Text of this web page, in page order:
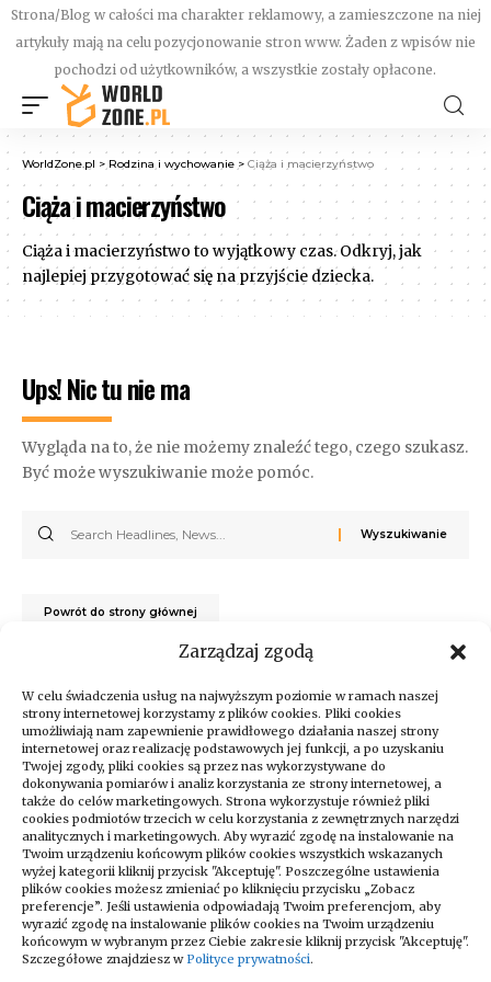
Zarządzaj zgodą
W celu świadczenia usług na najwyższym poziomie w ramach naszej
strony internetowej korzystamy z plików cookies. Pliki cookies
umożliwiają nam zapewnienie prawidłowego działania naszej strony
internetowej oraz realizację podstawowych jej funkcji, a po uzyskaniu
Twojej zgody, pliki cookies są przez nas wykorzystywane do
dokonywania pomiarów i analiz korzystania ze strony internetowej, a
także do celów marketingowych. Strona wykorzystuje również pliki
cookies podmiotów trzecich w celu korzystania z zewnętrznych narzędzi
analitycznych i marketingowych. Aby wyrazić zgodę na instalowanie na
Twoim urządzeniu końcowym plików cookies wszystkich wskazanych
wyżej kategorii kliknij przycisk "Akceptuję". Poszczególne ustawienia
plików cookies możesz zmieniać po kliknięciu przycisku „Zobacz
preferencje”. Jeśli ustawienia odpowiadają Twoim preferencjom, aby
wyrazić zgodę na instalowanie plików cookies na Twoim urządzeniu
końcowym w wybranym przez Ciebie zakresie kliknij przycisk "Akceptuję".
Szczegółowe znajdziesz w Polityce prywatności.
Strona/Blog w całości ma charakter reklamowy, a zamieszczone na niej
artykuły mają na celu pozycjonowanie stron www. Żaden z wpisów nie
pochodzi od użytkowników, a wszystkie zostały opłacone.
WorldZone.pl > Rodzina i wychowanie > Ciąża i macierzyństwo
Ciąża i macierzyństwo
Ciąża i macierzyństwo to wyjątkowy czas. Odkryj, jak
najlepiej przygotować się na przyjście dziecka.
Ups! Nic tu nie ma
Wygląda na to, że nie możemy znaleźć tego, czego szukasz.
Być może wyszukiwanie może pomóc.
Powrót do strony głównej
Zapraszamy do odwiedzania naszego
bloga, który codziennie dostarcza
najświeższe newsy na różne tematy!
Niezależnie od tego, czy interesujesz się